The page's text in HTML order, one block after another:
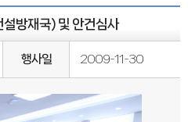
방재국) 및 안건심사
행사일 2009-11-30